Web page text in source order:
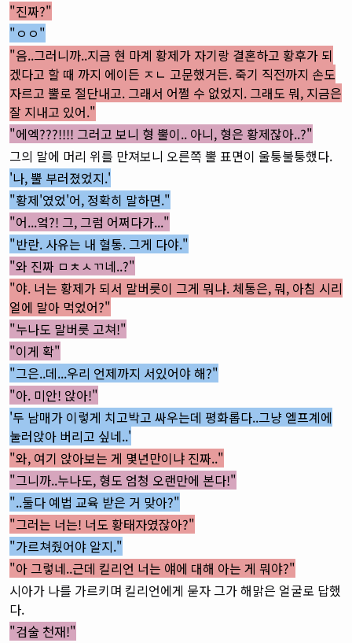
"진짜?"
"ㅇㅇ"
"음..그러니까..지금 현 마계 황제가 자기랑 결혼하고 황후가 되
겠다고 할 때 까지 에이든 ㅈㄴ 고문했거든. 죽기 직전까지 손도
자르고 뿔로 절단내고. 그래서 어쩔 수 없었지. 그래도 뭐, 지금은
잘 지내고 있어."
"에엑???!!!! 그러고 보니 형 뿔이.. 아니, 형은 황제잖아..?"
그의 말에 머리 위를 만져보니 오른쪽 뿔 표면이 울퉁불퉁했다.
'나, 뿔 부러졌었지.'
"황제'였었'어, 정확히 말하면."
"어...엌?! 그, 그럼 어쩌다가..."
"반란. 사유는 내 혈통. 그게 다야."
"와 진짜 ㅁㅊㅅㄲ네..?"
"야. 너는 황제가 되서 말버릇이 그게 뭐냐. 체통은, 뭐, 아침 시리
얼에 말아 먹었어?"
"누나도 말버릇 고쳐!"
"이게 확"
"그은..데...우리 언제까지 서있어야 해?"
"아. 미안! 앉아!"
'두 남매가 이렇게 치고박고 싸우는데 평화롭다..그냥 엘프계에
눌러앉아 버리고 싶네..'
"와, 여기 앉아보는 게 몇년만이냐 진짜.."
"그니까..누나도, 형도 엄청 오랜만에 본다!"
"..둘다 예법 교육 받은 거 맞아?"
"그러는 너는! 너도 황태자였잖아?"
"가르쳐줬어야 알지."
"아 그렇네..근데 킬리언 너는 얘에 대해 아는 게 뭐야?"
시아가 나를 가르키며 킬리언에게 묻자 그가 해맑은 얼굴로 답했
다.
"검술 천재!"